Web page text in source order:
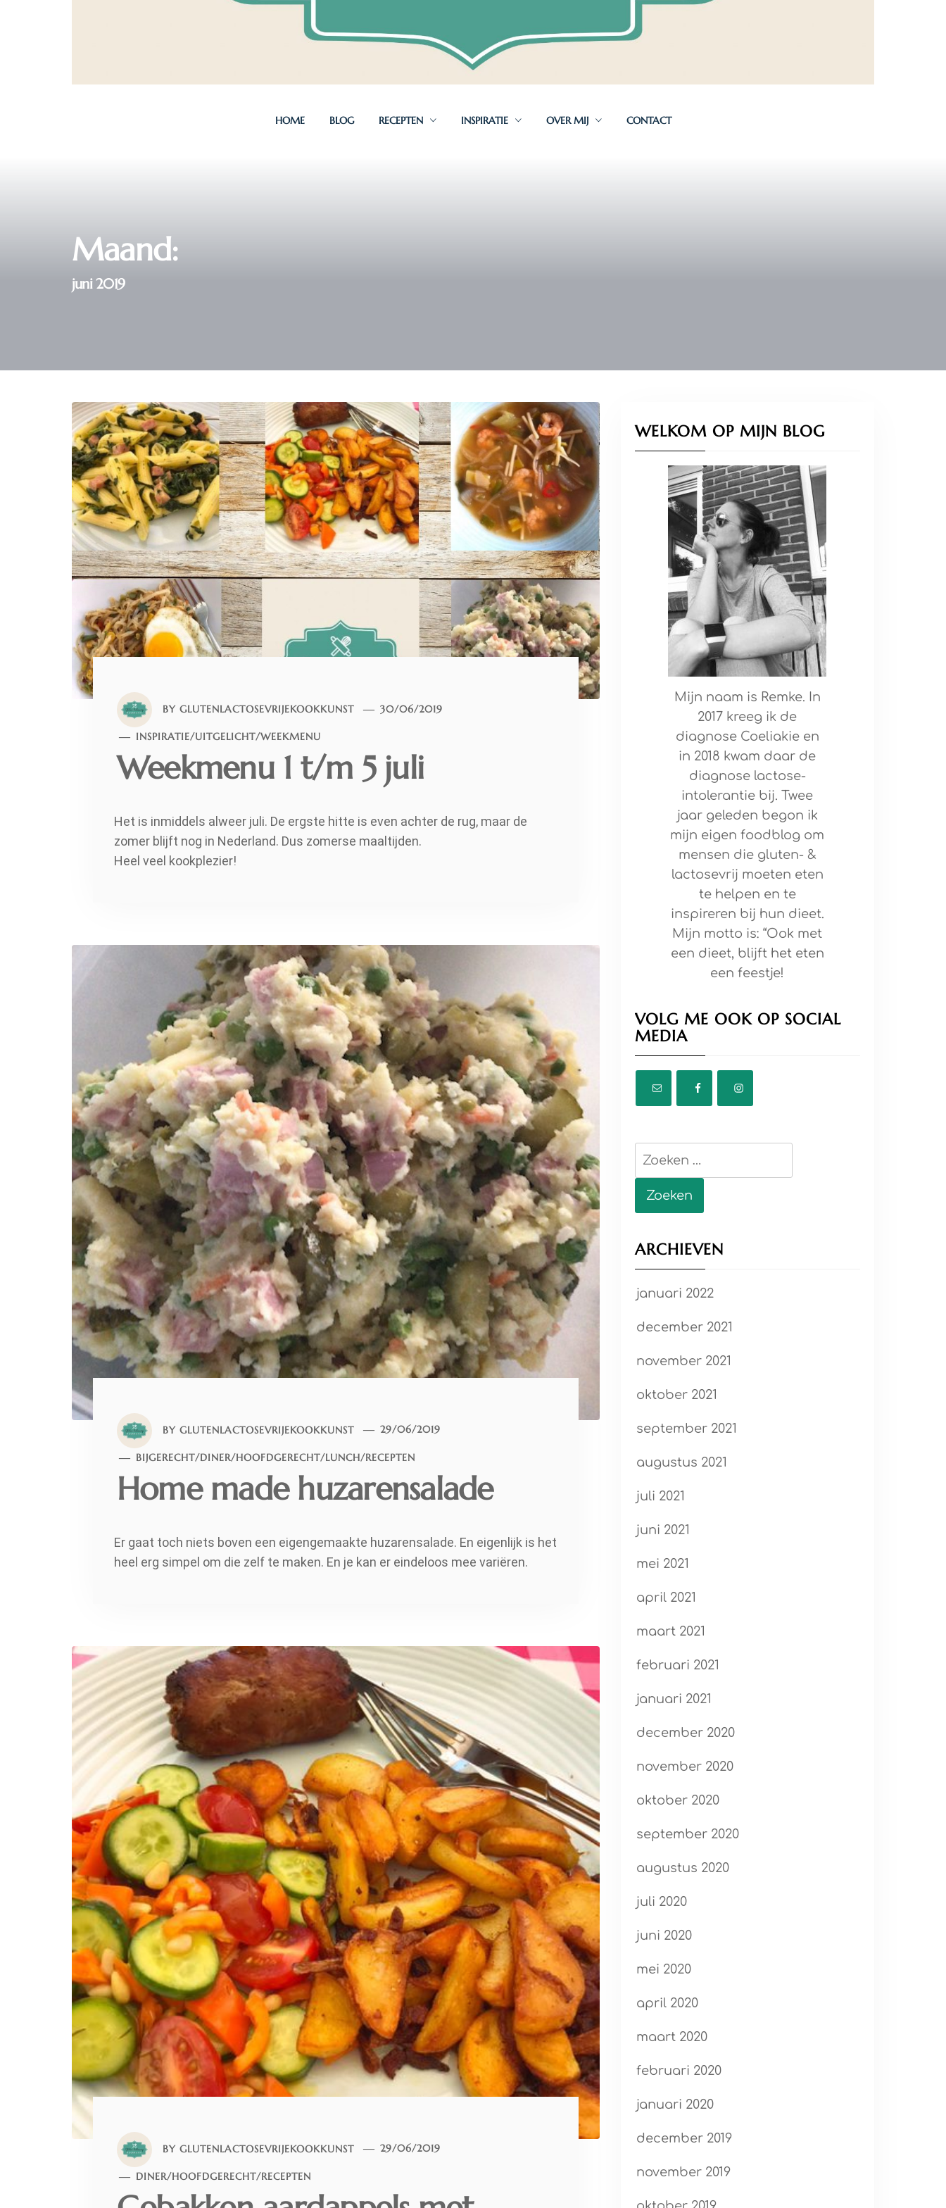
HOME BLOG RECEPTEN INSPIRATIE OVER MIJ CONTACT
Maand:
juni 2019
BY GLUTENLACTOSEVRIJEKOOKKUNST 30/06/2019
INSPIRATIE/UITGELICHT/WEEKMENU
Weekmenu 1 t/m 5 juli
Het is inmiddels alweer juli. De ergste hitte is even achter de rug, maar de
zomer blijft nog in Nederland. Dus zomerse maaltijden.
Heel veel kookplezier!
BY GLUTENLACTOSEVRIJEKOOKKUNST 29/06/2019
BIJGERECHT/DINER/HOOFDGERECHT/LUNCH/RECEPTEN
Home made huzarensalade
Er gaat toch niets boven een eigengemaakte huzarensalade. En eigenlijk is het
heel erg simpel om die zelf te maken. En je kan er eindeloos mee variëren.
BY GLUTENLACTOSEVRIJEKOOKKUNST 29/06/2019
DINER/HOOFDGERECHT/RECEPTEN
WELKOM OP MIJN BLOG
Mijn naam is Remke. In
2017 kreeg ik de
diagnose Coeliakie en
in 2018 kwam daar de
diagnose lactose-
intolerantie bij. Twee
jaar geleden begon ik
mijn eigen foodblog om
mensen die gluten- &
lactosevrij moeten eten
te helpen en te
inspireren bij hun dieet.
Mijn motto is: “Ook met
een dieet, blijft het eten
een feestje!
VOLG ME OOK OP SOCIAL
MEDIA
Zoeken
ARCHIEVEN
januari 2022
december 2021
november 2021
oktober 2021
september 2021
augustus 2021
juli 2021
juni 2021
mei 2021
april 2021
maart 2021
februari 2021
januari 2021
december 2020
november 2020
oktober 2020
september 2020
augustus 2020
juli 2020
juni 2020
mei 2020
april 2020
maart 2020
februari 2020
januari 2020
december 2019
november 2019